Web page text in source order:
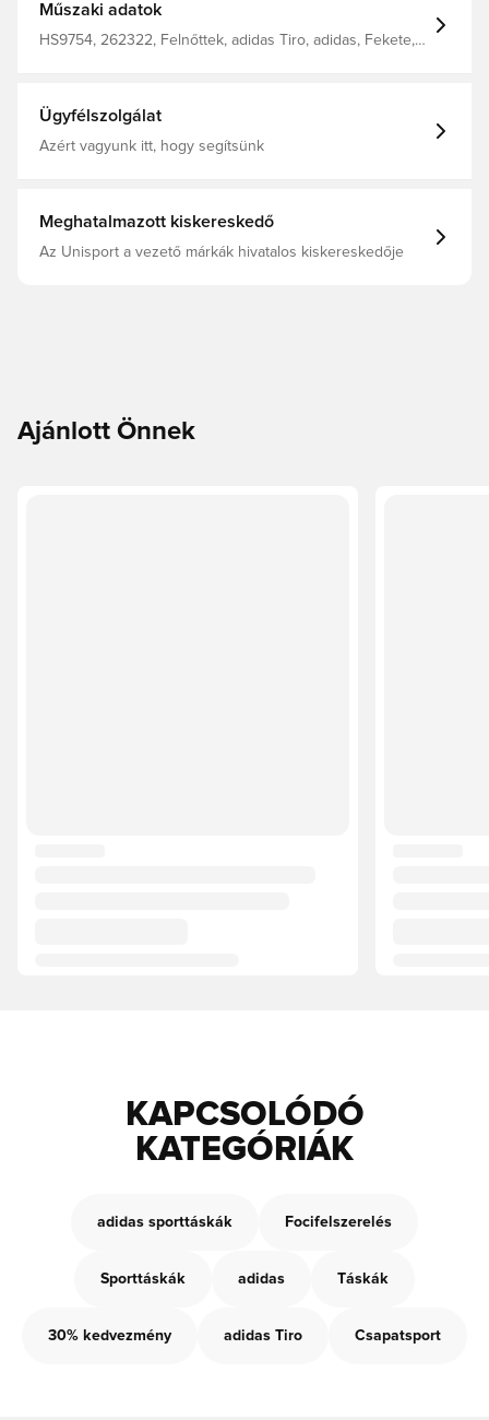
Műszaki adatok
HS9754, 262322, Felnőttek, adidas Tiro, adidas, Fekete,
Ügyfélszolgálat
Azért vagyunk itt, hogy segítsünk
Meghatalmazott kiskereskedő
Az Unisport a vezető márkák hivatalos kiskereskedője
Ajánlott Önnek
KAPCSOLÓDÓ
KATEGÓRIÁK
adidas sporttáskák Focifelszerelés
Sporttáskák adidas Táskák
30% kedvezmény adidas Tiro Csapatsport